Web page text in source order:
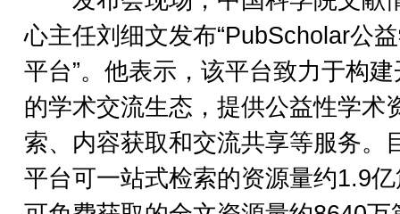
心主任刘细文发布“PubScholar公
平台”。他表示，该平台致力于构
的学术交流生态，提供公益性学术
索、内容获取和交流共享等服务。
平台可一站式检索的资源量约1.9